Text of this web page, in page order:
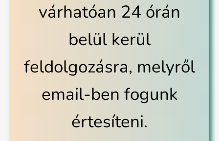
várhatóan 24 órán
belül kerül
feldolgozásra, melyről
email-ben fogunk
értesíteni.